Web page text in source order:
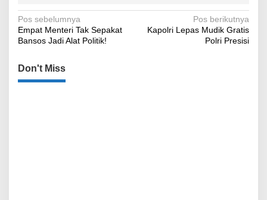
Navigasi
pos
Pos sebelumnya
Empat Menteri Tak Sepakat
Bansos Jadi Alat Politik!
Pos berikutnya
Kapolri Lepas Mudik Gratis
Polri Presisi
Don't Miss